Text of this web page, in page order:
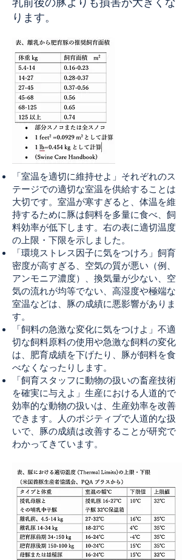
乳前後の豚よりも損害が大きくな
ります。
「室温を適切に維持せよ」それぞれのス
テージでの適切な室温を供給することは
大切です。室温が寒すぎると、体温を維
持するために豚は飼料を多量に食べ、飼
料効率が低下します。右の表に適切温度
の上限・下限を示しました。
「環境ストレス因子に気をつけろ」飼育
密度が高すぎる、空気の質が悪い（例、
アンモニア濃度）、換気量が少ない、空
気の流れが均等でない、高湿度や極端な
室温などは、豚の成績に悪影響がありま
す。
「飼料の急激な変化に気をつけよ」不適
切な飼料原料の使用や急激な飼料の変化
は、肥育成績を下げたり、豚が飼料を食
べなくなったりします。
「飼育スタッフに動物の扱いの畜産技術
を確実に与えよ」生産における人道的で
効率的な動物の扱いは、生産効率を改善
できます。人のポジティブで人道的な扱
いで、豚の成績は改善することが研究で
わかってきています。